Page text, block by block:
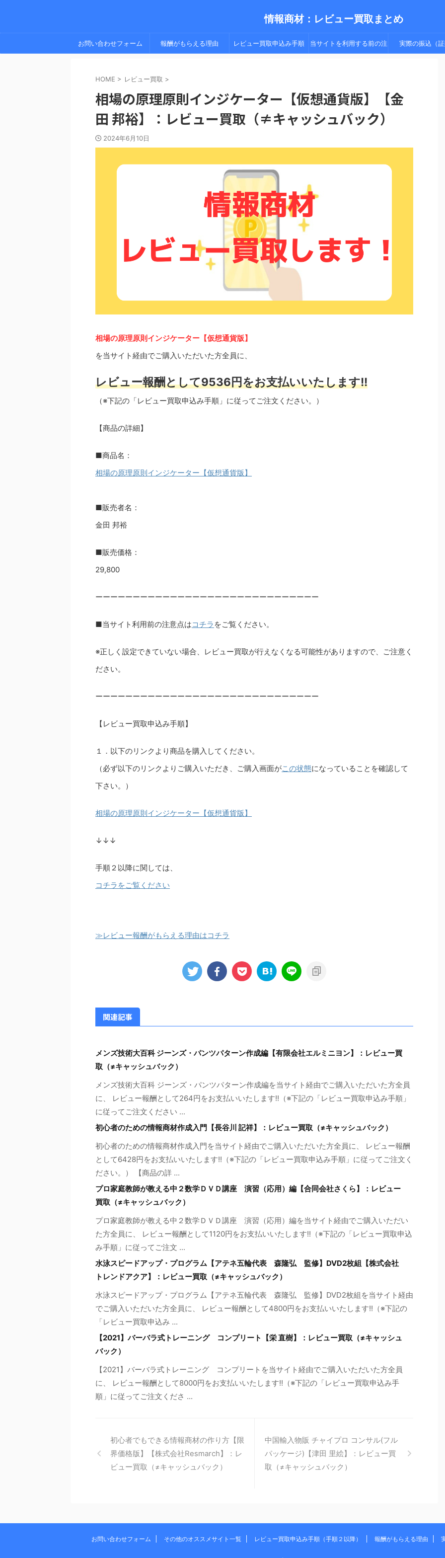
情報商材：レビュー買取まとめ
お問い合わせフォーム 報酬がもらえる理由 レビュー買取申込み手順 当サイトを利用する前の注 実際の振込（証
HOME > レビュー買取 >
相場の原理原則インジケーター【仮想通貨版】【金
田 邦裕】：レビュー買取（≠キャッシュバック）
2024年6月10日
相場の原理原則インジケーター【仮想通貨版】
を当サイト経由でご購入いただいた方全員に、
レビュー報酬として9536円をお支払いいたします!!
（※下記の「レビュー買取申込み手順」に従ってご注文ください。）
【商品の詳細】
■商品名：
相場の原理原則インジケーター【仮想通貨版】
■販売者名：
金田 邦裕
■販売価格：
29,800
ーーーーーーーーーーーーーーーーーーーーーーーーーーーーーー
■当サイト利用前の注意点はコチラ をご覧ください。
※正しく設定できていない場合、レビュー買取が行えなくなる可能性がありますので、ご注意く
ださい。
ーーーーーーーーーーーーーーーーーーーーーーーーーーーーーー
【レビュー買取申込み手順】
１．以下のリンクより商品を購入してください。
（必ず以下のリンクよりご購入いただき、ご購入画面がこの状態になっていることを確認して
下さい。）
相場の原理原則インジケーター【仮想通貨版】
↓↓↓
手順２以降に関しては、
コチラをご覧ください
≫レビュー報酬がもらえる理由はコチラ
関連記事
メンズ技術大百科 ジーンズ・パンツパターン作成編【有限会社エルミニヨン】：レビュー買
取（≠キャッシュバック）
メンズ技術大百科 ジーンズ・パンツパターン作成編を当サイト経由でご購入いただいた方全員
に、 レビュー報酬として264円をお支払いいたします!!（※下記の「レビュー買取申込み手順」
に従ってご注文ください ...
初心者のための情報商材作成入門【長谷川 記祥】：レビュー買取（≠キャッシュバック）
初心者のための情報商材作成入門を当サイト経由でご購入いただいた方全員に、 レビュー報酬
として6428円をお支払いいたします!!（※下記の「レビュー買取申込み手順」に従ってご注文く
ださい。） 【商品の詳 ...
プロ家庭教師が教える中２数学ＤＶＤ講座 演習（応用）編【合同会社さくら】：レビュー
買取（≠キャッシュバック）
プロ家庭教師が教える中２数学ＤＶＤ講座 演習（応用）編を当サイト経由でご購入いただい
た方全員に、 レビュー報酬として1120円をお支払いいたします!!（※下記の「レビュー買取申込
み手順」に従ってご注文 ...
水泳スピードアップ・プログラム【アテネ五輪代表 森隆弘 監修】DVD2枚組【株式会社
トレンドアクア】：レビュー買取（≠キャッシュバック）
水泳スピードアップ・プログラム【アテネ五輪代表 森隆弘 監修】DVD2枚組を当サイト経由
でご購入いただいた方全員に、 レビュー報酬として4800円をお支払いいたします!!（※下記の
「レビュー買取申込み ...
【2021】バーバラ式トレーニング コンプリート【栄 直樹】：レビュー買取（≠キャッシュ
バック）
【2021】バーバラ式トレーニング コンプリートを当サイト経由でご購入いただいた方全員
に、 レビュー報酬として8000円をお支払いいたします!!（※下記の「レビュー買取申込み手
順」に従ってご注文くださ ...
初心者でもできる情報商材の作り方【限
界価格版】【株式会社Resmarch】：レ
ビュー買取（≠キャッシュバック）
中国輸入物販 チャイプロ コンサル(フル
パッケージ)【津田 里絵】：レビュー買
取（≠キャッシュバック）
お問い合わせフォーム その他のオススメサイト一覧 レビュー買取申込み手順（手順２以降） 報酬がもらえる理由